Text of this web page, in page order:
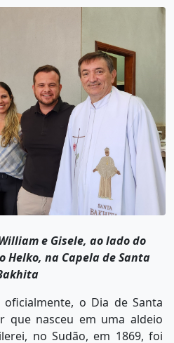
e Gisele, ao lado do
Helko, na Capela de Santa
o Dia de Santa
que nasceu em uma aldeio
no Sudão, em 1869, foi